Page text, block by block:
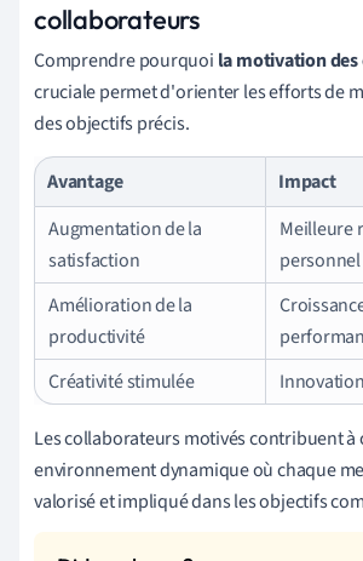
collaborateurs
Comprendre pourquoi la motivation
cruciale permet d'orienter les efforts de
des objectifs précis.
Avantage
Impact
Augmentation de la
satisfaction
Meilleure
personnel
Amélioration de la
productivité
Créativité stimulée
Les collaborateurs motivés contribuent à
environnement dynamique où chaque
valorisé et impliqué dans les objectifs